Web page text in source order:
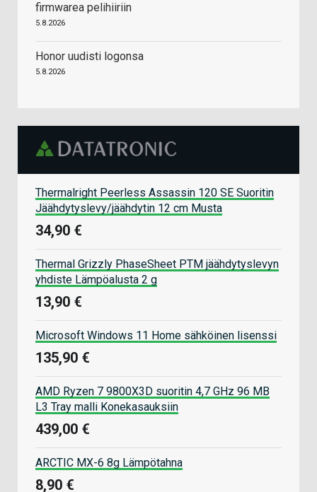
firmwarea pelihiiriin
5.8.2026
Honor uudisti logonsa
5.8.2026
Thermalright Peerless Assassin 120 SE Suoritin
Jäähdytyslevy/jäähdytin 12 cm Musta
34,90 €
Thermal Grizzly PhaseSheet PTM jäähdytyslevyn
yhdiste Lämpöalusta 2 g
13,90 €
Microsoft Windows 11 Home sähköinen lisenssi
135,90 €
AMD Ryzen 7 9800X3D suoritin 4,7 GHz 96 MB
L3 Tray malli Konekasauksiin
439,00 €
ARCTIC MX-6 8g Lämpötahna
8,90 €